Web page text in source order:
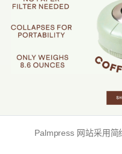
Palmpress 网站采用